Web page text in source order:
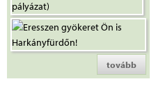
tovább